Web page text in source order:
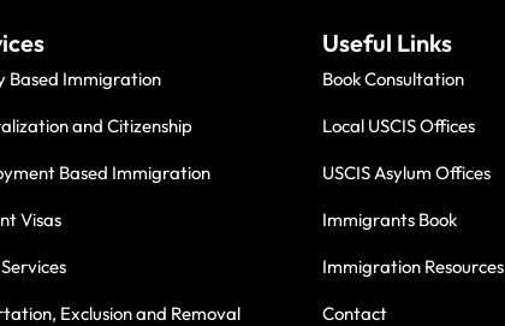
Based Immigration
and Citizenship
Based Immigration
Visas
Exclusion and Removal
Useful Links
Book Consultation
Local USCIS Offices
USCIS Asylum Offices
Immigrants Book
Immigration Resources
Contact